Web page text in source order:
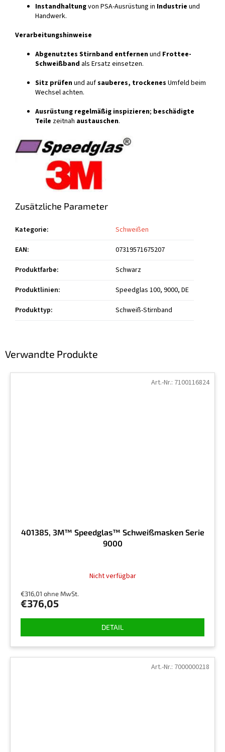
Verwandte Produkte
401385, 3M™ Speedglas™ Schweißmasken Serie
9000
Nicht verfügbar
€316,01 ohne MwSt.
€376,05
DETAIL
Art.-Nr.: 7100116824
Art.-Nr.: 7000000218
Instandhaltungvon PSA-Ausrüstung in Industrie und
Handwerk.
Verarbeitungshinweise
Abgenutztes Stirnband entfernenund Frottee-
Schweißband als Ersatz einsetzen.
Sitz prüfenund aufsauberes, trockenes Umfeld beim
Wechsel achten.
Ausrüstung regelmäßig inspizieren; beschädigte
Teile zeitnah austauschen.
Zusätzliche Parameter
Kategorie:
Schweißen
EAN:
07319571675207
Produktfarbe:
Schwarz
Produktlinien:
Speedglas 100, 9000, DE
Produkttyp: Schweiß-Stirnband